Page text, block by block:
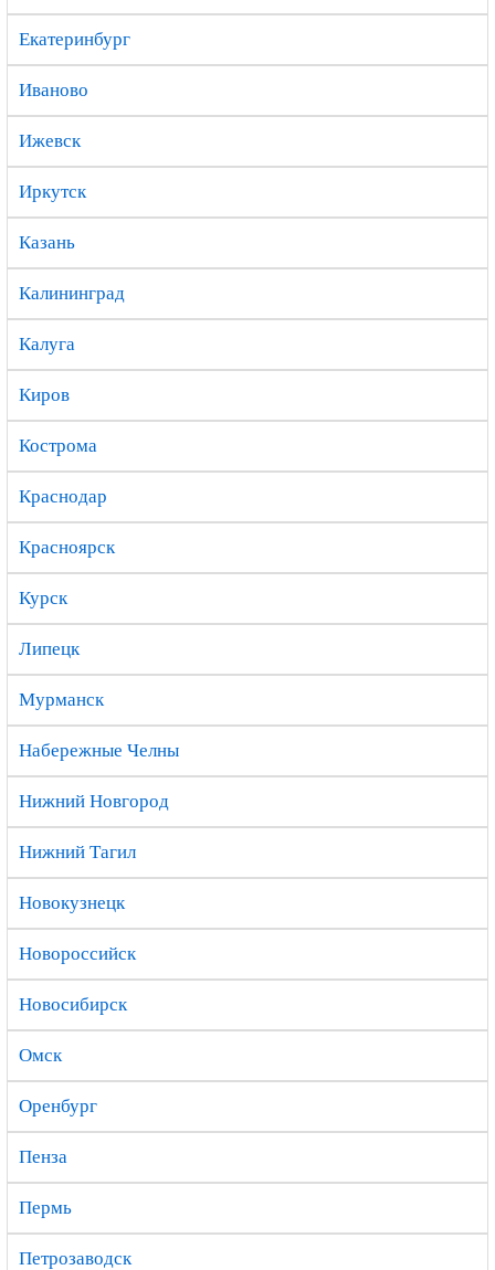
Екатеринбург
Иваново
Ижевск
Иркутск
Казань
Калининград
Калуга
Киров
Кострома
Краснодар
Красноярск
Курск
Липецк
Мурманск
Набережные Челны
Нижний Новгород
Нижний Тагил
Новокузнецк
Новороссийск
Новосибирск
Омск
Оренбург
Пенза
Пермь
Петрозаводск